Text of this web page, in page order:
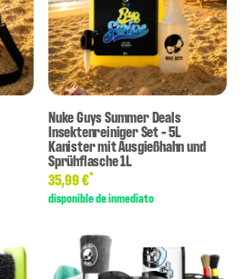
Nuke Guys Summer Deals
Insektenreiniger Set - 5L
Kanister mit Ausgießhahn und
Sprühflasche 1L
35,99 €*
disponible de inmediato